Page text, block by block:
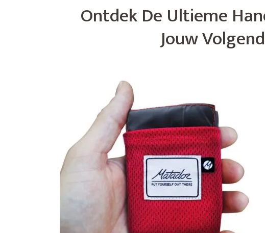
Ontdek De Ultieme
Jouw